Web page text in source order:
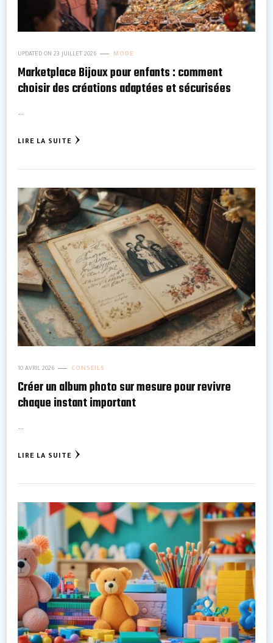
UPDATED ON 23 JUILLET 2026 MODE
Marketplace Bijoux pour enfants : comment
choisir des créations adaptées et sécurisées
…
LIRE LA SUITE
10 AVRIL 2026 CONSEILS
Créer un album photo sur mesure pour revivre
chaque instant important
…
LIRE LA SUITE